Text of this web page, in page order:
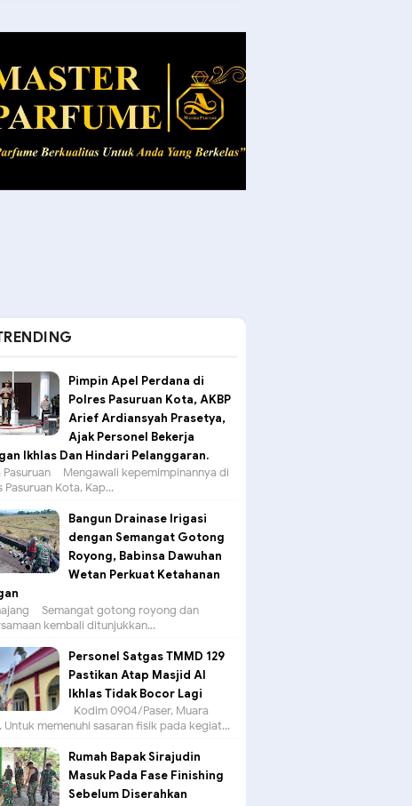
Pimpin Apel Perdana di
Polres Pasuruan Kota, AKBP
Arief Ardiansyah Prasetya,
Ajak Personel Bekerja
Ikhlas Dan Hindari Pelanggaran.
Pasuruan – Mengawali kepemimpinannya di
Pasuruan Kota, Kap...
Bangun Drainase Irigasi
dengan Semangat Gotong
Royong, Babinsa Dawuhan
Wetan Perkuat Ketahanan
– Semangat gotong royong dan
kembali ditunjukkan...
Personel Satgas TMMD 129
Pastikan Atap Masjid Al
Ikhlas Tidak Bocor Lagi
Kodim 0904/Paser, Muara
Untuk memenuhi sasaran fisik pada kegiat...
Rumah Bapak Sirajudin
Masuk Pada Fase Finishing
Sebelum Diserahkan